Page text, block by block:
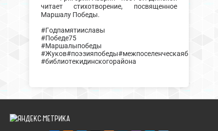
читает стихотворение, посвященное
Маршалу Победы.
#Годпамятииславы
#Победе75
#Маршалыпобеды
#библиотекидинскогорайона